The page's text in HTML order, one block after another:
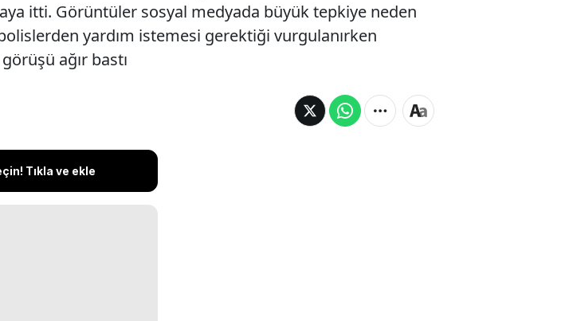
itti. Görüntüler sosyal medyada büyük tepkiye neden
yardım istemesi gerektiği vurgulanırken
ağır bastı
Tıkla ve ekle